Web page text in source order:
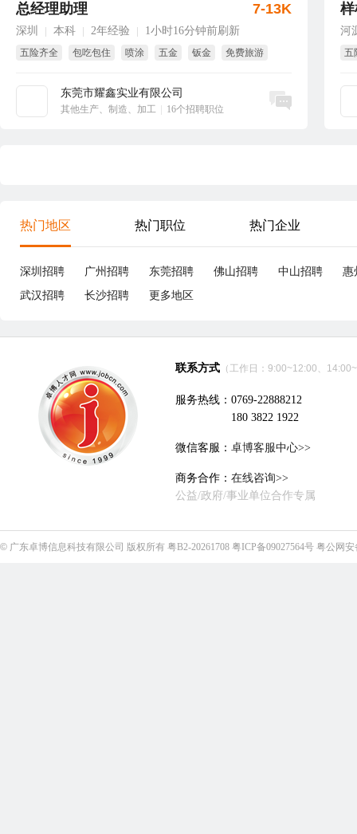
总经理助理
深圳 本科 2年经验 1小时16分钟前刷新
五险齐全 包吃包住 喷涂 五金 钣金 免费旅游
东莞市耀鑫实业有限公司
其他生产、制造、加工 16个招聘职位
7-13K
立即沟通
河
五
热门地区 热门职位 热门企业
深圳招聘 广州招聘 东莞招聘 佛山招聘 中山招聘
惠
武汉招聘
长沙招聘 更多地区
联系方式 （工作日：9:00~12:00、
服务热线：0769-22888212
180 3822 1922
微信客服： 卓博客服中心>>
商务合作： 在线咨询>>
公益/政府/事业单位合作专属
© 广东卓博信息科技有限公司 版权所有 粤B2-20261708 粤ICP备09027564号 粤公网安